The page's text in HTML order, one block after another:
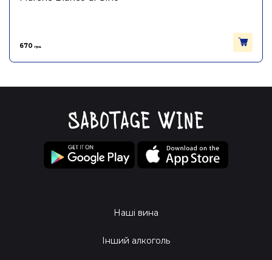
670 грн.
Наші вина
Інший алкоголь